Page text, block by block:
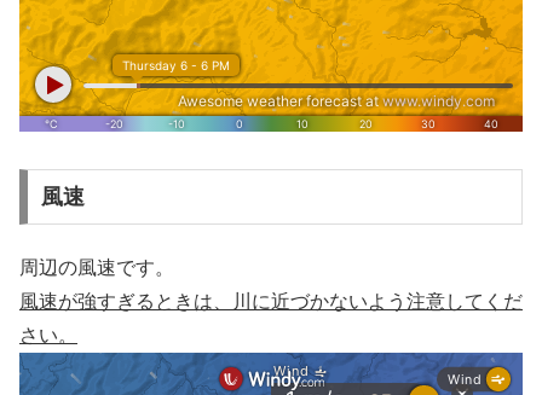
風速
周辺の風速です。
風速が強すぎるときは、川に近づかないよう注意してくだ
さい。